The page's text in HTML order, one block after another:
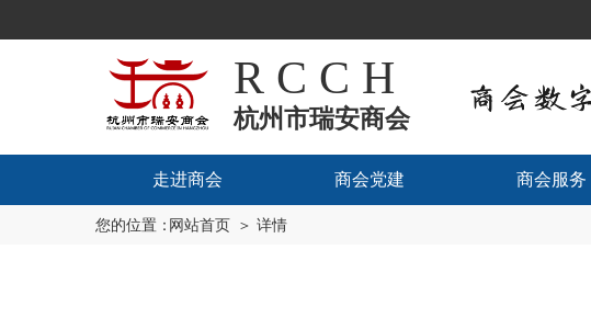
杭州市瑞安商会
R C C H
走进商会 商会党建 商会服务
您的位置：网站首页 ＞ 详情